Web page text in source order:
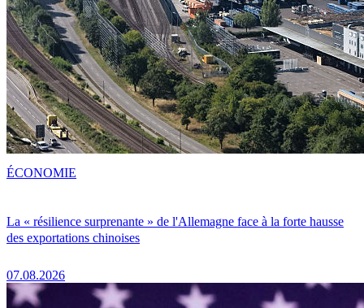
La « résilience surprenante » de l'Allemagne face à la forte hausse
des exportations chinoises
07.08.2026
ÉCONOMIE